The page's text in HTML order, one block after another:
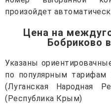
произойдет
Цена на
Бобриково
Указаны
по популярным тарифам
(Луганская Народная
(Республика Крым)